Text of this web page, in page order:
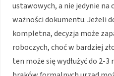
ustawowych, a nie jedynie
ważności dokumentu. Jeżeli
kompletna, decyzja może
roboczych, choć w bardziej
ten może się wydłużyć do 2-3